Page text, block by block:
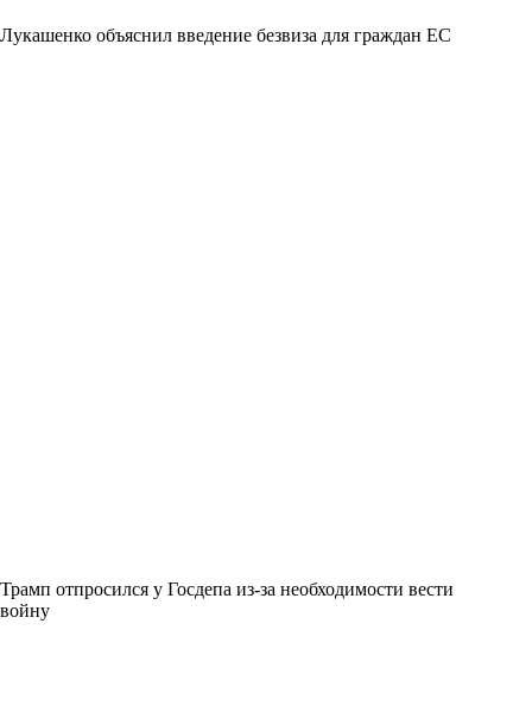
Лукашенко объяснил введение безвиза для граждан ЕС
Трамп отпросился у Госдепа из-за необходимости вести
войну